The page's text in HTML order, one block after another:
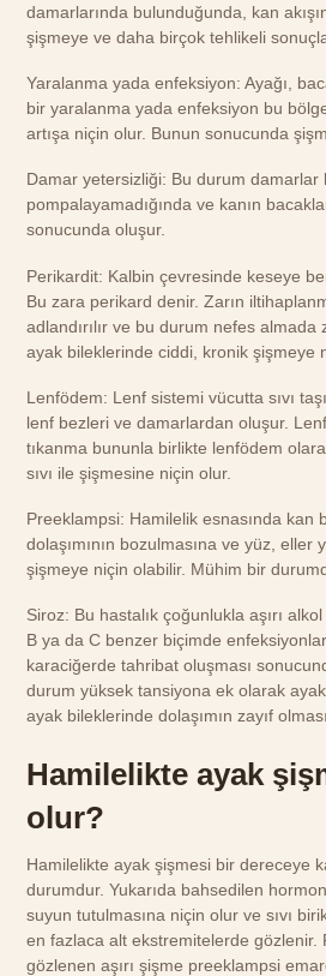
damarlarında bulunduğunda, kan
şişmeye ve daha birçok tehlikeli
Yaralanma yada enfeksiyon: Ayağı,
bir yaralanma yada enfeksiyon bu
artışa niçin olur. Bunun sonucunda
Damar yetersizliği: Bu durum damarlar
pompalayamadığında ve kanın
sonucunda oluşur.
Perikardit: Kalbin çevresinde keseye
Bu zara perikard denir. Zarın
adlandırılır ve bu durum nefes
ayak bileklerinde ciddi, kronik şişmeye
Lenfödem: Lenf sistemi vücutta sıvı
lenf bezleri ve damarlardan oluşur.
tıkanma bununla birlikte lenfödem
sıvı ile şişmesine niçin olur.
Preeklampsi: Hamilelik esnasında kan
dolaşımının bozulmasına ve yüz, eller
şişmeye niçin olabilir. Mühim bir
Siroz: Bu hastalık çoğunlukla aşırı
B ya da C benzer biçimde
karaciğerde tahribat oluşması
durum yüksek tansiyona ek olarak
ayak bileklerinde dolaşımın zayıf
Hamilelikte ayak
olur?
Hamilelikte ayak şişmesi bir dereceye
durumdur. Yukarıda bahsedilen
suyun tutulmasına niçin olur ve sıvı
en fazlaca alt ekstremitelerde
gözlenen aşırı şişme preeklampsi